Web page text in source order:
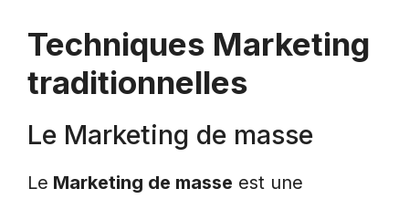
Techniques Marketing
traditionnelles
Le Marketing de masse
Le Marketing de masse est une